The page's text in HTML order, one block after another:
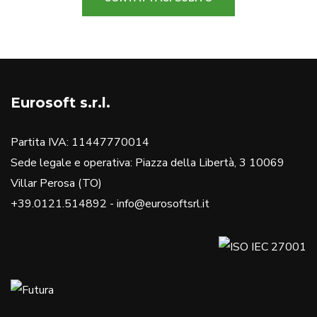
Eurosoft s.r.l.
Partita IVA: 11447770014
Sede legale e operativa: Piazza della Libertà, 3 10069
Villar Perosa (TO)
+39.0121.514892 - info@eurosoftsrl.it